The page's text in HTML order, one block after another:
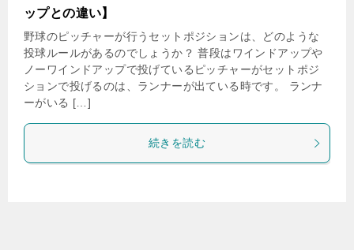
ップとの違い】
野球のピッチャーが行うセットポジションは、どのような
投球ルールがあるのでしょうか？ 普段はワインドアップや
ノーワインドアップで投げているピッチャーがセットポジ
ションで投げるのは、ランナーが出ている時です。 ランナ
ーがいる […]
続きを読む